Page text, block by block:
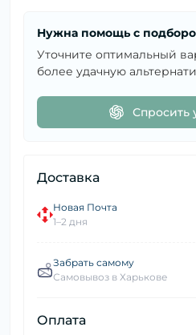
Нужна помощь с
Уточните оптимальный
более удачную
Спросить
Доставка
Новая Почта
1–2 дня
Забрать самому
Самовывоз в Харькове
Оплата